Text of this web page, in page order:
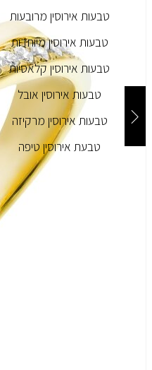
טבעות אירוסין מרובעות
טבעות אירוסין מיוחדות
טבעות אירוסין קלאסיות
טבעות אירוסין אובל
טבעות אירוסין מרקיזה
טבעת אירוסין טיפה